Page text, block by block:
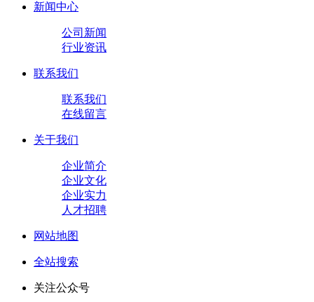
新闻中心
公司新闻
行业资讯
联系我们
联系我们
在线留言
关于我们
企业简介
企业文化
企业实力
人才招聘
网站地图
全站搜索
关注公众号